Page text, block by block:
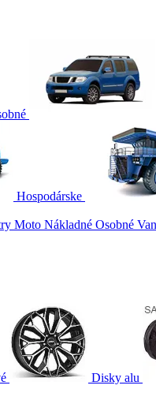
Hospodárske
Moto Nákladné Osobné Van
Disky alu